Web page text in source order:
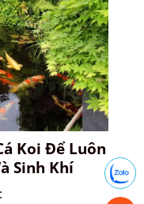
Koi Để Luôn
Sinh Khí
: